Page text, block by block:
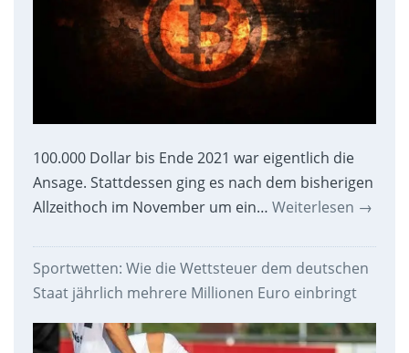
100.000 Dollar bis Ende 2021 war eigentlich die
Ansage. Stattdessen ging es nach dem bisherigen
Allzeithoch im November um ein… Weiterlesen →
Sportwetten: Wie die Wettsteuer dem deutschen
Staat jährlich mehrere Millionen Euro einbringt